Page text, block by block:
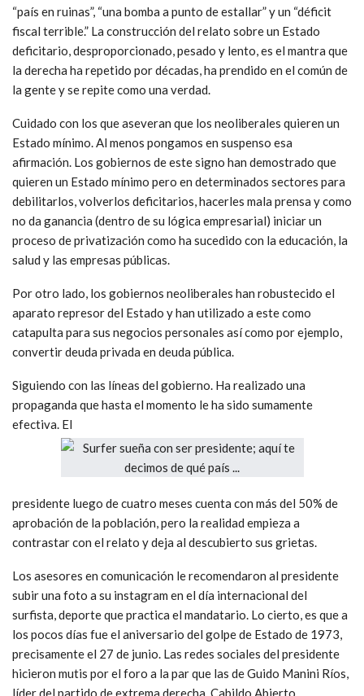
“país en ruinas”, “una bomba a punto de estallar” y un “déficit
fiscal terrible.” La construcción del relato sobre un Estado
deficitario, desproporcionado, pesado y lento, es el mantra que
la derecha ha repetido por décadas, ha prendido en el común de
la gente y se repite como una verdad.
Cuidado con los que aseveran que los neoliberales quieren un
Estado mínimo. Al menos pongamos en suspenso esa
afirmación. Los gobiernos de este signo han demostrado que
quieren un Estado mínimo pero en determinados sectores para
debilitarlos, volverlos deficitarios, hacerles mala prensa y como
no da ganancia (dentro de su lógica empresarial) iniciar un
proceso de privatización como ha sucedido con la educación, la
salud y las empresas públicas.
Por otro lado, los gobiernos neoliberales han robustecido el
aparato represor del Estado y han utilizado a este como
catapulta para sus negocios personales así como por ejemplo,
convertir deuda privada en deuda pública.
Siguiendo con las líneas del gobierno. Ha realizado una
propaganda que hasta el momento le ha sido sumamente
efectiva. El
presidente luego de cuatro meses cuenta con más del 50% de
aprobación de la población, pero la realidad empieza a
contrastar con el relato y deja al descubierto sus grietas.
Los asesores en comunicación le recomendaron al presidente
subir una foto a su instagram en el día internacional del
surfista, deporte que practica el mandatario. Lo cierto, es que a
los pocos días fue el aniversario del golpe de Estado de 1973,
precisamente el 27 de junio. Las redes sociales del presidente
hicieron mutis por el foro a la par que las de Guido Manini Ríos,
líder del partido de extrema derecha, Cabildo Abierto.